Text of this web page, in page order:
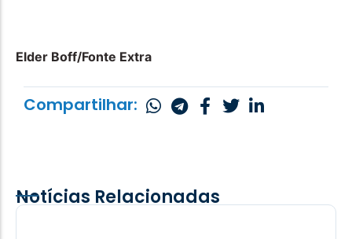
Elder Boff/Fonte Extra
Compartilhar:
Notícias Relacionadas